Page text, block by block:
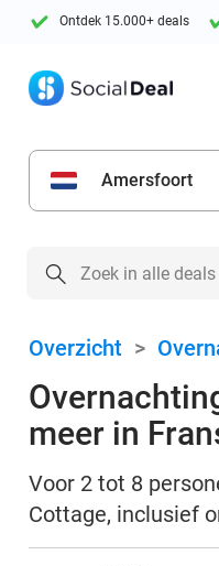
Ontdek 15.000+ deals
Amersfoort
Overzicht >
meer in
Voor 2 tot 8
Cottage, inclusief